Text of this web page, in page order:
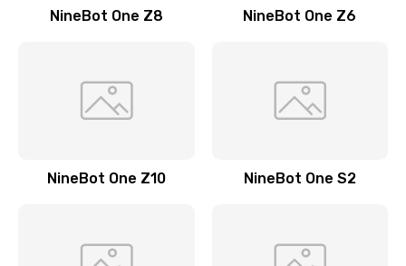
NineBot One Z8 NineBot One Z6
NineBot One Z10 NineBot One S2